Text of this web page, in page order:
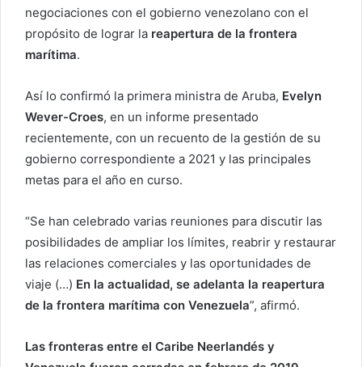
negociaciones con el gobierno venezolano con el
propósito de lograr la reapertura de la frontera
marítima.
Así lo confirmó la primera ministra de Aruba, Evelyn
Wever-Croes, en un informe presentado
recientemente, con un recuento de la gestión de su
gobierno correspondiente a 2021 y las principales
metas para el año en curso.
“Se han celebrado varias reuniones para discutir las
posibilidades de ampliar los límites, reabrir y restaurar
las relaciones comerciales y las oportunidades de
viaje (…) En la actualidad, se adelanta la reapertura
de la frontera marítima con Venezuela”, afirmó.
Las fronteras entre el Caribe Neerlandés y